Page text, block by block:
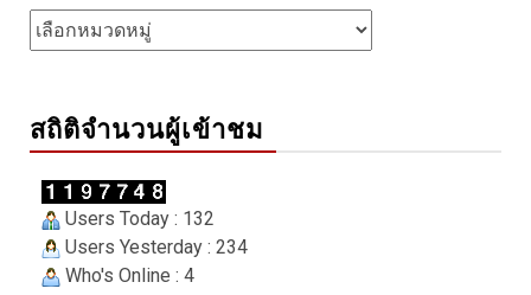
Categories
สถิติจำนวนผู้เข้าชม
Users Today : 132
Users Yesterday : 234
Who's Online : 4